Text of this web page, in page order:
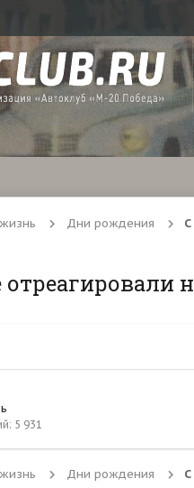
Дни рождения
5 931
Дни рождения